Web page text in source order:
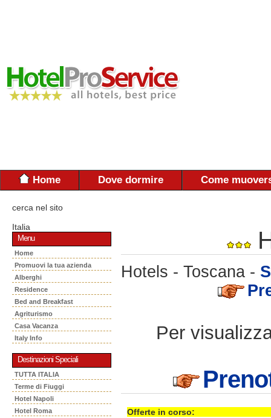
Home Dove dormire Come
cerca nel sito
Italia
Menu
Home
Promuovi la tua azienda
Alberghi
Residence
Bed and Breakfast
Agriturismo
Casa Vacanza
Italy Info
Destinazioni Speciali
TUTTA ITALIA
Terme di Fiuggi
Hotel Napoli
Hotel Roma
Hotels - Toscana -
Per
Offerte in corso: